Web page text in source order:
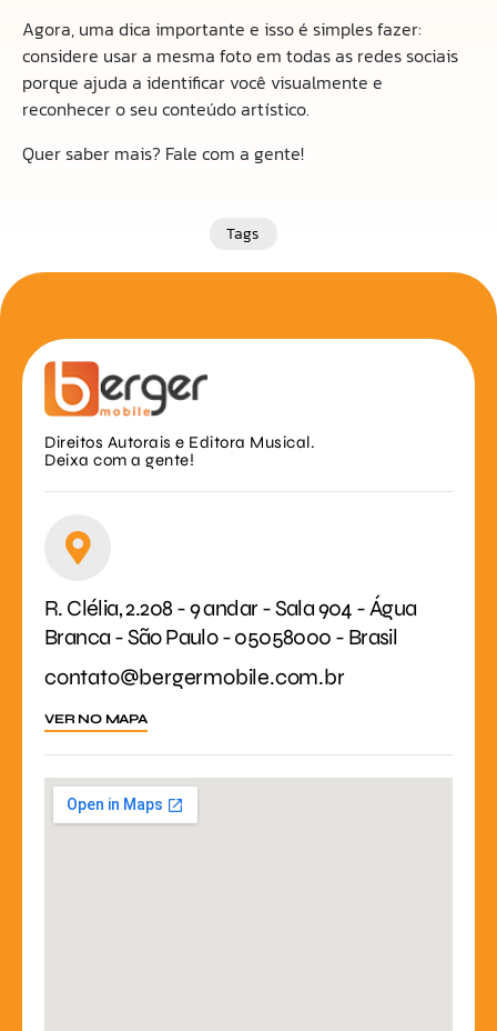
Agora, uma dica importante e isso é simples fazer:
considere usar a mesma foto em todas as redes sociais
porque ajuda a identificar você visualmente e
reconhecer o seu conteúdo artístico.
Quer saber mais? Fale com a gente!
Tags
Direitos Autorais e Editora Musical.
Deixa com a gente!
R. Clélia, 2.208 - 9 andar - Sala 904 - Água
Branca - São Paulo - 05058000 - Brasil
contato@bergermobile.com.br
VER NO MAPA